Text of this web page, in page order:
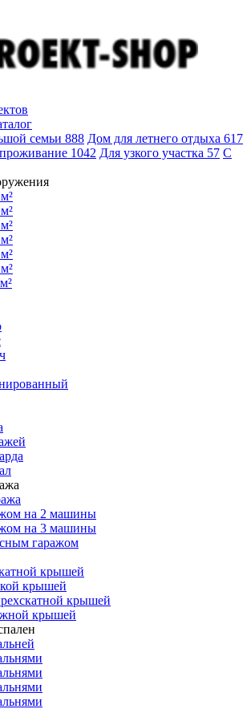
семьи 888 Дом для летнего отдыха 617
1042 Для узкого участка 57 С
на 2 машины
на 3 машины
гаражом
крышей
крышей
крышей
крышей